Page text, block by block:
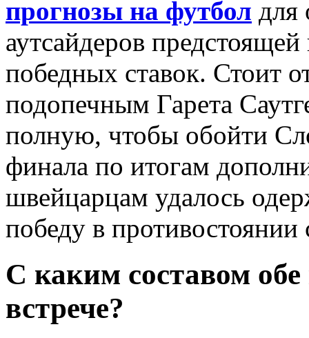
прогнозы на футбол для
аутсайдеров
победных ставок. Стоит
подопечным Гарета
полную, чтобы обойти
финала по итогам
швейцарцам удалось
победу в противостоянии
С каким составом
встрече?